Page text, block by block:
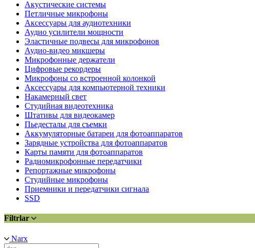
Акустические системы
Петличные микрофоны
Аксессуары для аудиотехники
Аудио усилители мощности
Эластичные подвесы для микрофонов
Аудио-видео микшеры
Микрофонные держатели
Цифровые рекордеры
Микрофоны со встроенной колонкой
Аксессуары для компьютерной техники
Накамерный свет
Студийная видеотехника
Штативы для видеокамер
Пьедесталы для съемки
Аккумуляторные батареи для фотоаппаратов
Зарядные устройства для фотоаппаратов
Карты памяти для фотоаппаратов
Радиомикрофонные передатчики
Репортажные микрофоны
Студийные микрофоны
Приемники и передатчики сигнала
SSD
Filtrlar
Narx